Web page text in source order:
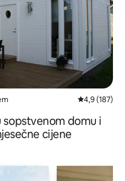
prosječna
4,9 (187)
sopstvenom domu i
cijene